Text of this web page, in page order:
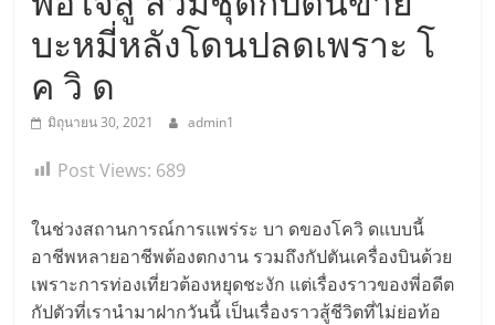
บะหมี่หลังโดนปลดเพราะ โ
ค วิ ด
มิถุนายน 30, 2021 admin1
Post Views: 689
ในช่วงสถานการณ์การแพร่ระ บา ดของโควิ ดแบบนี้
อาชีพหลายอาชีพต้องตกงาน รวมถึงกัปตันเครื่องบินด้วย
เพราะการท่องเที่ยวต้องหยุดชะงัก แต่เรื่องราวของพี่อดีต
กัปตัวที่เรานำมาฝากวันนี้ เป็นเรื่องราวสู้ชีวิตที่ไม่ย่อท้อ